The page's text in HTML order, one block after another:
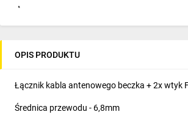
OPIS PRODUKTU
Łącznik kabla antenowego beczka + 2x wtyk
Średnica przewodu - 6,8mm